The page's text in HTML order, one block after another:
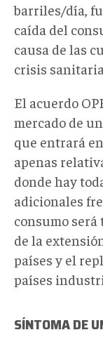
barriles/día,
caída del
causa de las
crisis
El acuerdo
mercado de
que entrará
apenas
donde hay
adicionales
consumo
de la
países y el
países
SÍNTOMA DE